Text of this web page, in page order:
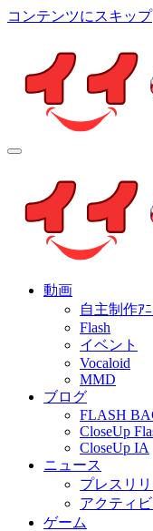
コンテンツにスキップ
個人制作アニメを中
動画
自主制作ｱ
Flash
イベント
Vocaloid
MMD
ブログ
FLASH
CloseUp
CloseUp IA
ニュース
プレスリ
アクティ
ゲーム